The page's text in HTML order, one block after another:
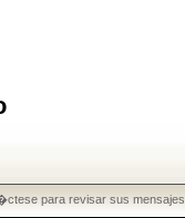
para revisar sus mensajes